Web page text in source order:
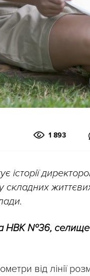
1 893
історії
складних
НВК №36,
від лінії